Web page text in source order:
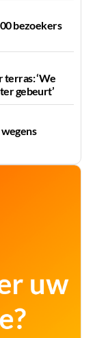
bezoekers
terras: ‘We
gebeurt’